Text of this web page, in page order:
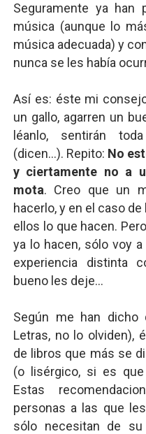
Seguramente ya han
música (aunque lo
música adecuada) y
nunca se les había
Así es: éste mi
un gallo, agarren un
léanlo, sentirán
(dicen...). Repito: No
y ciertamente no a
mota. Creo que un
hacerlo, y en el caso
ellos lo que hacen.
ya lo hacen, sólo voy
experiencia distinta
bueno les deje...
Según me han dicho
Letras, no lo olviden),
de libros que más se
(o lisérgico, si es
Estas
personas a las que
sólo necesitan de